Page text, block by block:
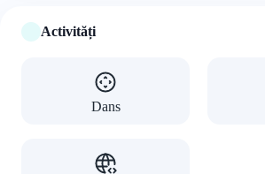
Activități
Dans